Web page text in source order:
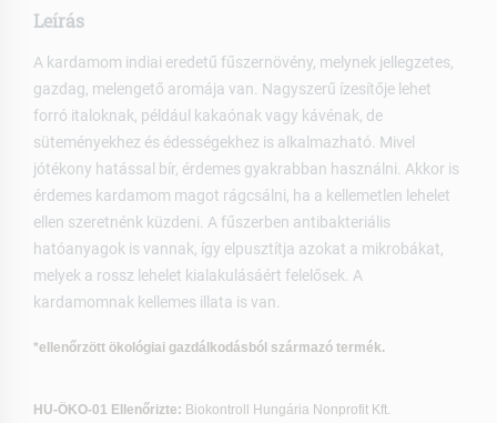
Leírás
A kardamom indiai eredetű fűszernövény, melynek jellegzetes,
gazdag, melengető aromája van. Nagyszerű ízesítője lehet
forró italoknak, például kakaónak vagy kávénak, de
süteményekhez és édességekhez is alkalmazható. Mivel
jótékony hatással bír, érdemes gyakrabban használni. Akkor is
érdemes kardamom magot rágcsálni, ha a kellemetlen lehelet
ellen szeretnénk küzdeni. A fűszerben antibakteriális
hatóanyagok is vannak, így elpusztítja azokat a mikrobákat,
melyek a rossz lehelet kialakulásáért felelősek. A
kardamomnak kellemes illata is van.
*ellenőrzött ökológiai gazdálkodásból származó termék.
HU-ÖKO-01 Ellenőrizte: Biokontroll Hungária Nonprofit Kft.